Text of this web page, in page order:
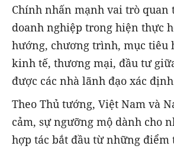
Chính nhấn mạnh vai trò quan
doanh nghiệp trong hiện thực
hướng, chương trình, mục tiêu
kinh tế, thương mại, đầu tư
được các nhà lãnh đạo xác
Theo Thủ tướng, Việt Nam và
cảm, sự ngưỡng mộ dành cho
hợp tác bắt đầu từ những điểm